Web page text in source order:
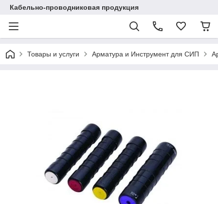
Кабельно-проводниковая продукция
Товары и услуги Арматура и Инструмент для СИП